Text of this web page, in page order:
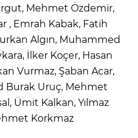
Mehmet Özdemir,
, Emrah Kabak, Fatih
Algın, Muhammed
İlker Koçer, Hasan
Vurmaz, Şaban Acar,
Burak Uruç, Mehmet
Ümit Kalkan, Yılmaz
Korkmaz